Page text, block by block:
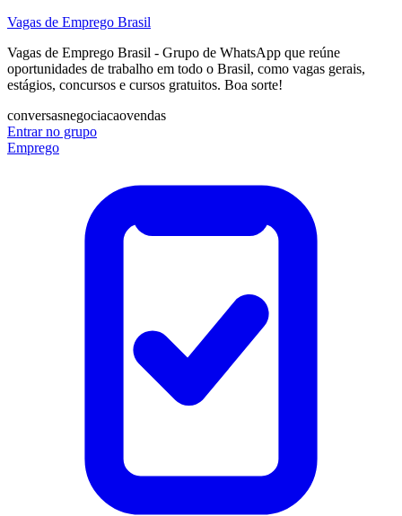
Vagas de Emprego Brasil
Vagas de Emprego Brasil - Grupo de WhatsApp que reúne
oportunidades de trabalho em todo o Brasil, como vagas gerais,
estágios, concursos e cursos gratuitos. Boa sorte!
conversasnegociacaovendas
Entrar no grupo
Emprego